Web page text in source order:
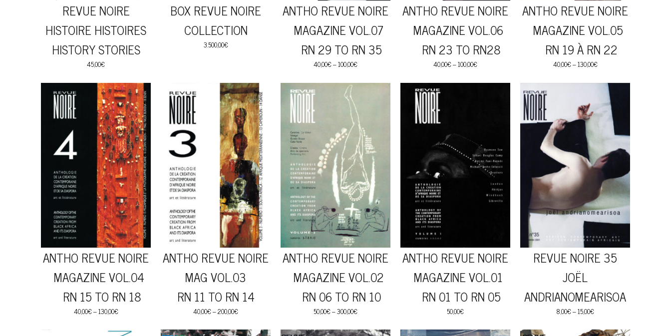
REVUE NOIRE
HISTOIRE HISTOIRES
HISTORY STORIES
45,00€
BOX REVUE NOIRE
COLLECTION
3.500,00€
ANTHO REVUE NOIRE
MAGAZINE VOL.07
RN 29 TO RN 35
40,00€–100,00€
ANTHO REVUE NOIRE
MAGAZINE VOL.06
RN 23 TO RN28
40,00€–100,00€
ANTHO REVUE NOIRE
MAGAZINE VOL.05
RN 19 À RN 22
40,00€–130,00€
ANTHO REVUE NOIRE
MAGAZINE VOL.04
RN 15 TO RN 18
40,00€–130,00€
ANTHO REVUE NOIRE
MAG VOL.03
RN 11 TO RN 14
40,00€–200,00€
ANTHO REVUE NOIRE
MAGAZINE VOL.02
RN 06 TO RN 10
50,00€–300,00€
ANTHO REVUE NOIRE
MAGAZINE VOL.01
RN 01 TO RN 05
50,00€
REVUE NOIRE 35
JOËL
ANDRIANOMEARISOA
8,00€–15,00€